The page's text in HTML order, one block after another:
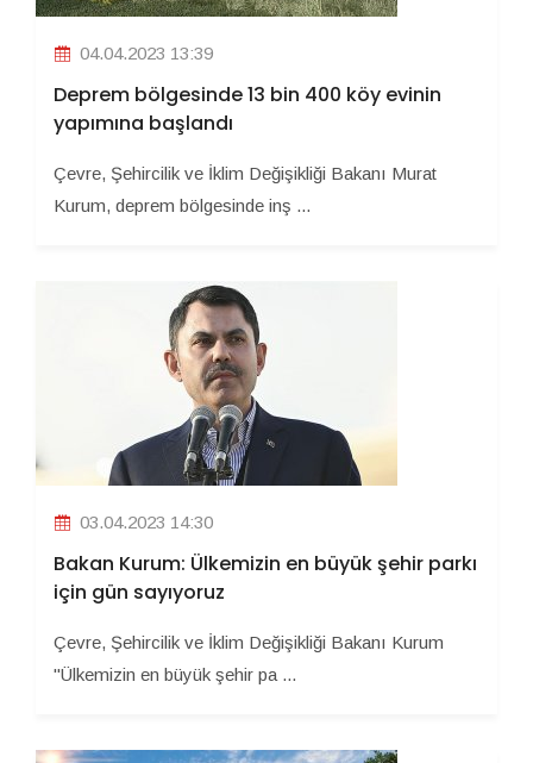
04.04.2023 13:39
Deprem bölgesinde 13 bin 400 köy evinin
yapımına başlandı
Çevre, Şehircilik ve İklim Değişikliği Bakanı Murat
Kurum, deprem bölgesinde inş ...
03.04.2023 14:30
Bakan Kurum: Ülkemizin en büyük şehir parkı
için gün sayıyoruz
Çevre, Şehircilik ve İklim Değişikliği Bakanı Kurum
"Ülkemizin en büyük şehir pa ...